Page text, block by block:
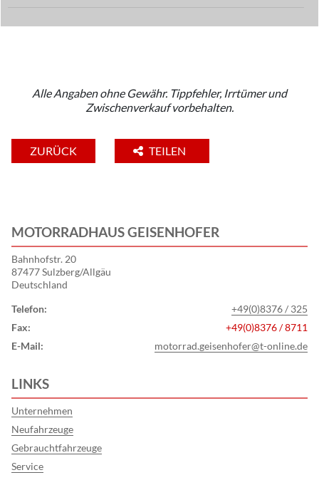
Alle Angaben ohne Gewähr. Tippfehler, Irrtümer und
Zwischenverkauf vorbehalten.
ZURÜCK TEILEN
MOTORRADHAUS GEISENHOFER
Bahnhofstr. 20
87477 Sulzberg/Allgäu
Deutschland
Telefon:
+49(0)8376 / 325
Fax:
+49(0)8376 / 8711
E-Mail:
motorrad.geisenhofer@t-online.de
LINKS
Unternehmen
Neufahrzeuge
Gebrauchtfahrzeuge
Service